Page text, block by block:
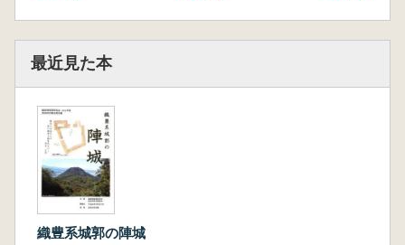
最近見た本
織豊系城郭の陣城